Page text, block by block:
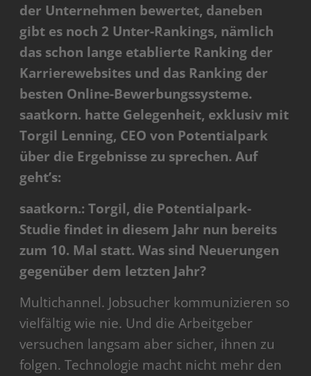
der Unternehmen bewertet, daneben
gibt es noch 2 Unter-Rankings, nämlich
das schon lange etablierte Ranking der
Karrierewebsites und das Ranking der
besten Online-Bewerbungssysteme.
saatkorn. hatte Gelegenheit, exklusiv mit
Torgil Lenning, CEO von Potentialpark
über die Ergebnisse zu sprechen. Auf
geht’s:
saatkorn.: Torgil, die Potentialpark-
Studie findet in diesem Jahr nun bereits
zum 10. Mal statt. Was sind Neuerungen
gegenüber dem letzten Jahr?
Multichannel. Jobsucher kommunizieren so
vielfältig wie nie. Und die Arbeitgeber
versuchen langsam aber sicher, ihnen zu
folgen. Technologie macht nicht mehr den